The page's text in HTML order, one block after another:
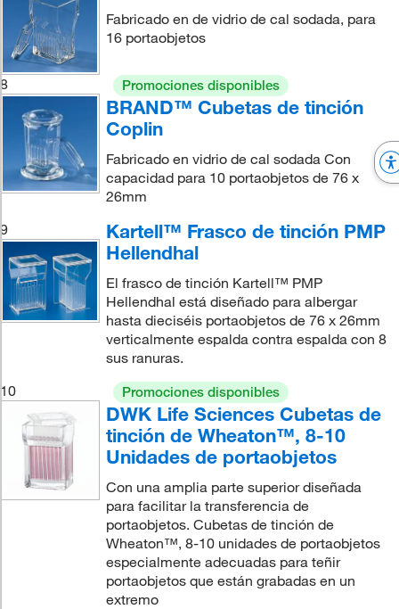
Fabricado en de vidrio de cal sodada, para
16 portaobjetos
8 Promociones disponibles
BRAND™ Cubetas de tinción
Coplin
Fabricado en vidrio de cal sodada Con
capacidad para 10 portaobjetos de 76 x
26mm
9
Kartell™ Frasco de tinción PMP
Hellendhal
El frasco de tinción Kartell™ PMP
Hellendhal está diseñado para albergar
hasta dieciséis portaobjetos de 76 x 26mm
verticalmente espalda contra espalda con 8
sus ranuras.
10
Promociones disponibles
DWK Life Sciences Cubetas de
tinción de Wheaton™, 8-10
Unidades de portaobjetos
Con una amplia parte superior diseñada
para facilitar la transferencia de
portaobjetos. Cubetas de tinción de
Wheaton™, 8-10 unidades de portaobjetos
especialmente adecuadas para teñir
portaobjetos que están grabadas en un
extremo